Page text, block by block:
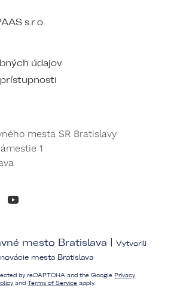
s.r.o.
údajov
mesta SR Bratislavy
1
mesto Bratislava |
Vytvorili
Inovácie mesta Bratislava
by reCAPTCHA and the Google Privacy
andTerms of Service apply.